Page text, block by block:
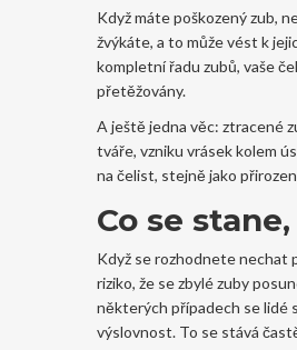
Když máte poškozený zub,
žvýkáte, a to může vést k
kompletní řadu zubů, vaše
přetěžovány.
A ještě jedna věc: ztracené
tváře, vzniku vrásek kolem
na čelist, stejně jako
Co se
Když se rozhodnete nechat
riziko, že se zbylé zuby
některých případech se lidé
výslovnost. To se stává